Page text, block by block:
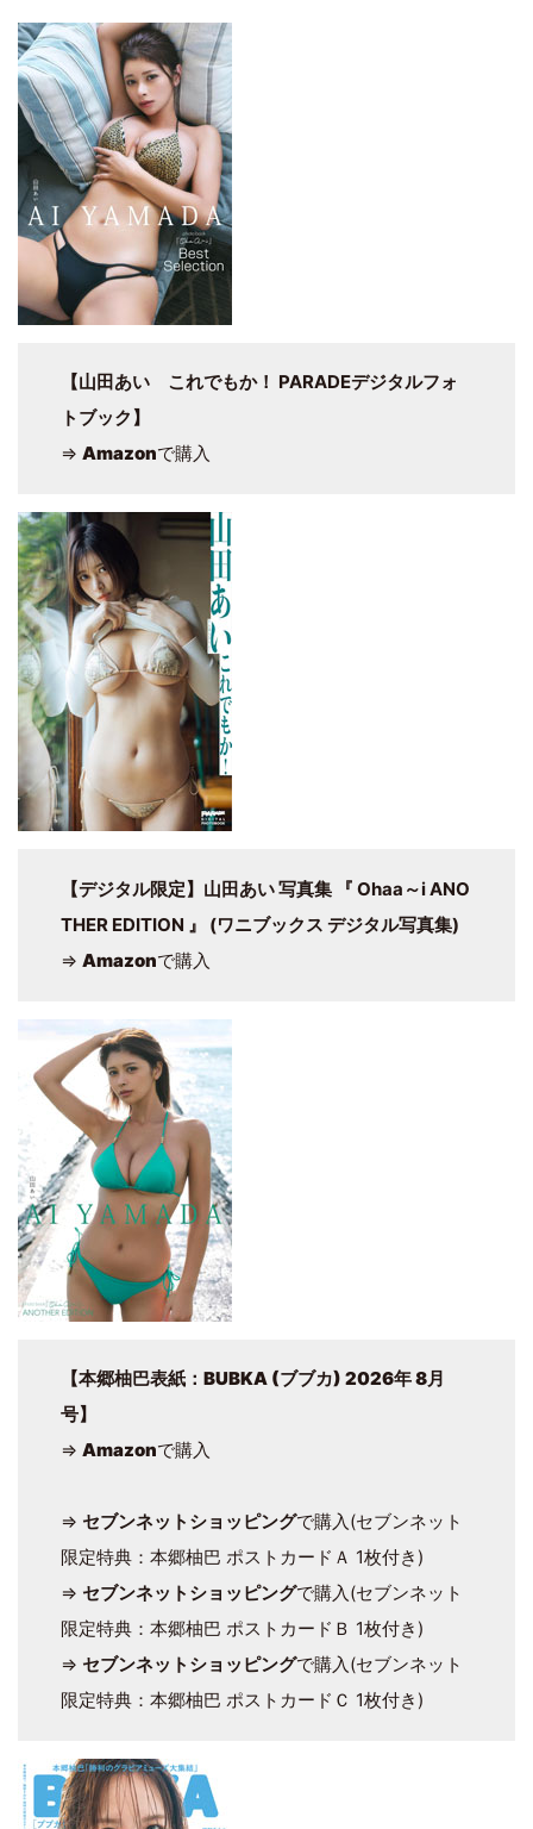
【山田あい これでもか！ PARADEデジタルフォ
トブック】
⇒ Amazonで購入
【デジタル限定】山田あい 写真集 『 Ohaa～i ANO
THER EDITION 』 (ワニブックス デジタル写真集)
⇒ Amazonで購入
【本郷柚巴表紙： BUBKA (ブブカ) 2026年 8月
号】
⇒ Amazonで購入
⇒ セブンネットショッピングで購入(セブンネット
限定特典：本郷柚巴 ポストカードＡ 1枚付き)
⇒ セブンネットショッピングで購入(セブンネット
限定特典：本郷柚巴 ポストカードＢ 1枚付き)
⇒ セブンネットショッピングで購入(セブンネット
限定特典：本郷柚巴 ポストカードＣ 1枚付き)